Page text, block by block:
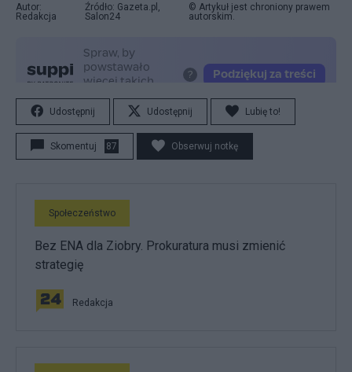
Autor:
Redakcja
Źródło: Gazeta.pl,
Salon24
© Artykuł jest chroniony prawem
autorskim.
Udostępnij Udostępnij Lubię to!
Skomentuj 87 Obserwuj notkę
Społeczeństwo
Bez ENA dla Ziobry. Prokuratura musi zmienić
strategię
Redakcja